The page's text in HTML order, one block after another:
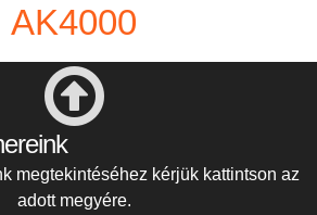
AK4000
megtekintéséhez kérjük kattintson az
adott megyére.